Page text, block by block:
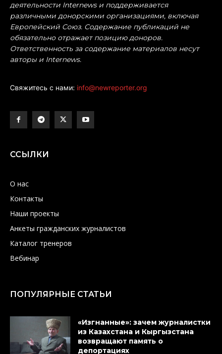
деятельности Internews и поддерживается
различными донорскими организациями, включая
Европейский Союз. Содержание публикаций не
обязательно отражает позицию доноров.
Ответственность за содержание материалов несут
авторы и Internews.
Свяжитесь с нами: info@newreporter.org
ССЫЛКИ
О нас
Контакты
Наши проекты
Анкеты гражданских журналистов
Каталог тренеров
Вебинар
ПОПУЛЯРНЫЕ СТАТЬИ
«Изгнанные»: зачем журналистки
из Казахстана и Кыргызстана
возвращают память о
депортациях